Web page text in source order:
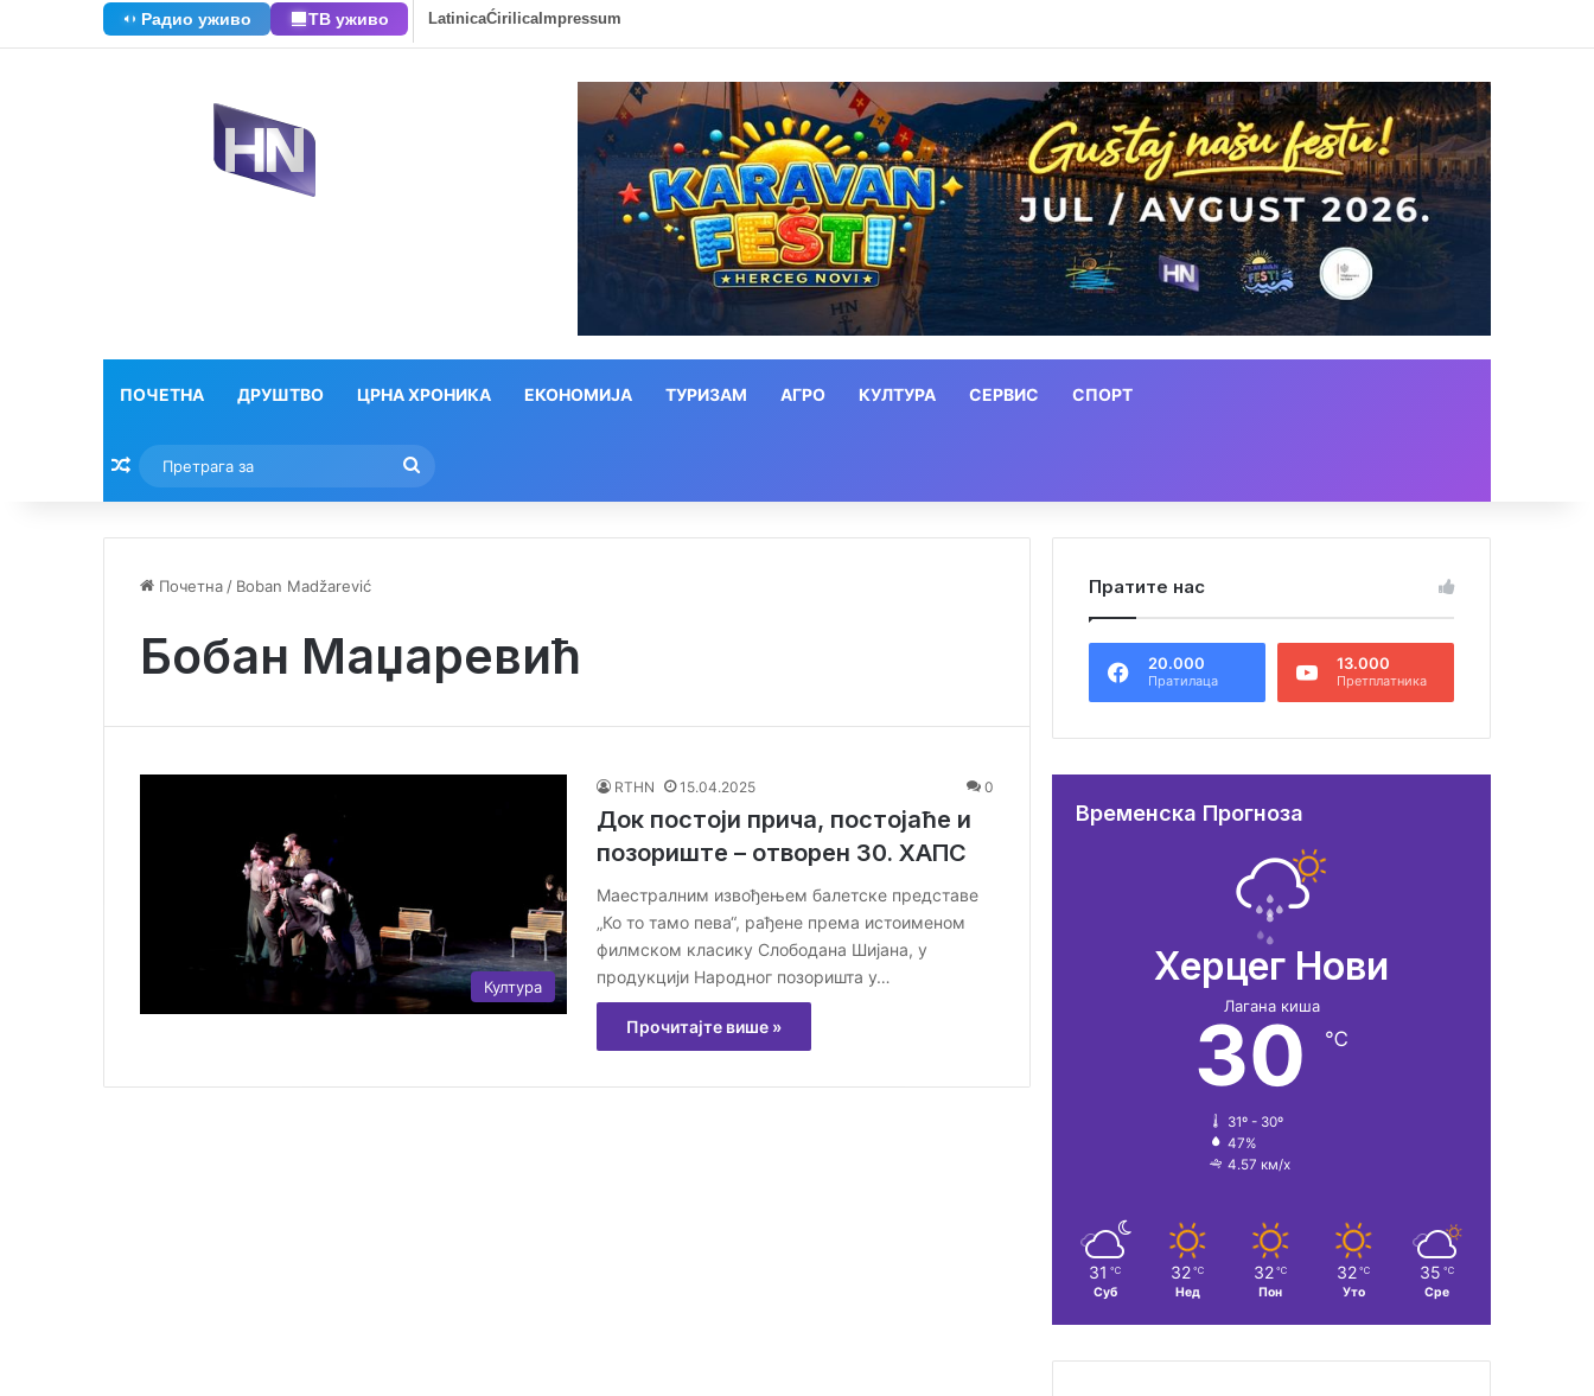
Радио уживо ТВ уживо LatinicaĆirilicaImpressum
ПОЧЕТНА ДРУШТВО ЦРНА ХРОНИКА ЕКОНОМИЈА ТУРИЗАМ АГРО КУЛТУРА СЕРВИС СПОРТ
Насумични текстови
за
Почетна / Boban Madžarević
Бобан Маџаревић
Култура
RTHN 15.04.2025 0
Док постоји прича, постојаће и
позориште – отворен 30. ХАПС
Маестралним извођењем балетске представе
„Ко то тамо пева“, рађене према истоименом
филмском класику Слободана Шијана, у
продукцији Народног позоришта у…
Прочитајте више »
Пратите нас
20.000
Пратилаца
13.000
Претплатника
Временска Прогноза
Херцег Нови
Лагана киша
30 ℃
31º - 30º
47%
4.57 км/х
31 ℃
Суб
32 ℃
Нед
32 ℃
Пон
32 ℃
Уто
35 ℃
Сре